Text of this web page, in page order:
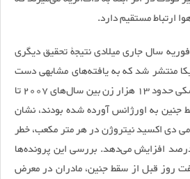
ارتباط مستقیم دارد.
سال جاری میلادی نتیجۀ تحقیق دیگری
منتشر شد که به یافته‌های مشابهی دست
یافته بود: مطالعۀ سوابق پزشکی حدود 13 هزار زن بین سال‌های 2007 تا
جنین به اورژانس آورده شده بودند، نشان
20 میکروگرمی دی اکسید نیتروژن در هر متر مکعب، خطر
سقط جنین را 16 درصد افزایش می‌دهد. بررسی این پرونده‌ها
روز قبل از سقط جنین، مادران در معرض